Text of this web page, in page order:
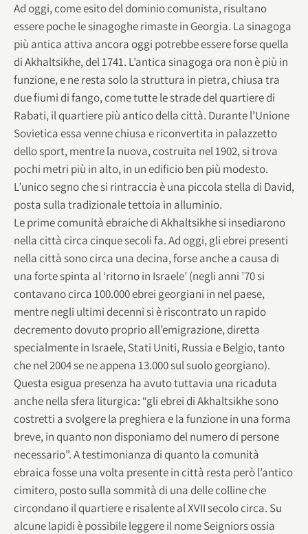
Ad oggi, come esito del dominio comunista, risultano
essere poche le sinagoghe rimaste in Georgia. La sinagoga
più antica attiva ancora oggi potrebbe essere forse quella
di Akhaltsikhe, del 1741. L’antica sinagoga ora non è più in
funzione, e ne resta solo la struttura in pietra, chiusa tra
due fiumi di fango, come tutte le strade del quartiere di
Rabati, il quartiere più antico della città. Durante l’Unione
Sovietica essa venne chiusa e riconvertita in palazzetto
dello sport, mentre la nuova, costruita nel 1902, si trova
pochi metri più in alto, in un edificio ben più modesto.
L’unico segno che si rintraccia è una piccola stella di David,
posta sulla tradizionale tettoia in alluminio.
Le prime comunità ebraiche di Akhaltsikhe si insediarono
nella città circa cinque secoli fa. Ad oggi, gli ebrei presenti
nella città sono circa una decina, forse anche a causa di
una forte spinta al ‘ritorno in Israele’ (negli anni ’70 si
contavano circa 100.000 ebrei georgiani in nel paese,
mentre negli ultimi decenni si è riscontrato un rapido
decremento dovuto proprio all’emigrazione, diretta
specialmente in Israele, Stati Uniti, Russia e Belgio, tanto
che nel 2004 se ne appena 13.000 sul suolo georgiano).
Questa esigua presenza ha avuto tuttavia una ricaduta
anche nella sfera liturgica: “gli ebrei di Akhaltsikhe sono
costretti a svolgere la preghiera e la funzione in una forma
breve, in quanto non disponiamo del numero di persone
necessario”. A testimonianza di quanto la comunità
ebraica fosse una volta presente in città resta però l’antico
cimitero, posto sulla sommità di una delle colline che
circondano il quartiere e risalente al XVII secolo circa. Su
alcune lapidi è possibile leggere il nome Seigniors ossia